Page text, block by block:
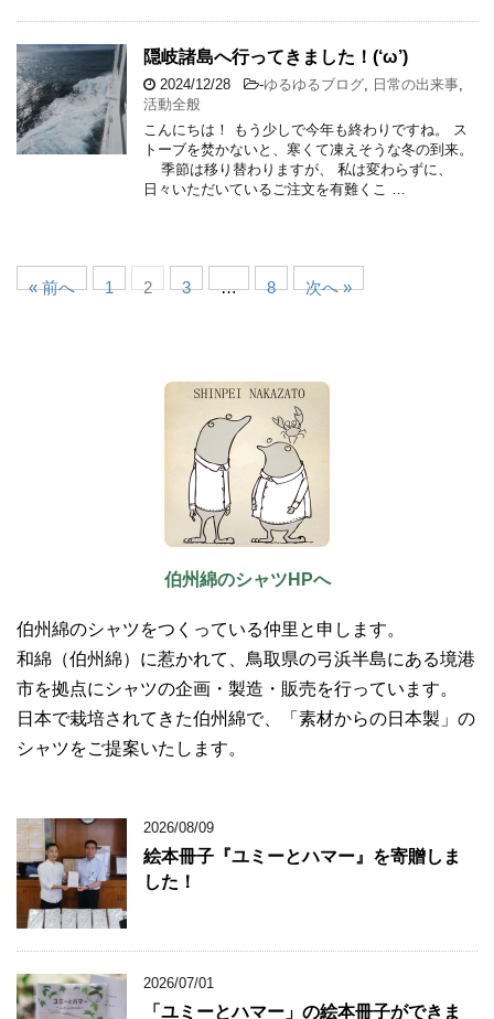
隠岐諸島へ行ってきました！(‘ω’)
2024/12/28 -ゆるゆるブログ, 日常の出来事,
活動全般
こんにちは！ もう少しで今年も終わりですね。 ス
トーブを焚かないと、寒くて凍えそうな冬の到来。
季節は移り替わりますが、 私は変わらずに、
日々いただいているご注文を有難くこ …
« 前へ 1 2 3 … 8 次へ »
伯州綿のシャツHPへ
伯州綿のシャツをつくっている仲里と申します。
和綿（伯州綿）に惹かれて、鳥取県の弓浜半島にある境港
市を拠点にシャツの企画・製造・販売を行っています。
日本で栽培されてきた伯州綿で、「素材からの日本製」の
シャツをご提案いたします。
2026/08/09
絵本冊子『ユミーとハマー』を寄贈しま
した！
2026/07/01
「ユミーとハマー」の絵本冊子ができま